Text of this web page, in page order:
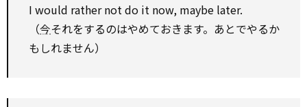
I would rathernot do it now, maybe later.
（今それをするのはやめておきます。あとでやるか
もしれません）